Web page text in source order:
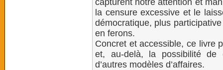
capturent notre attention et
la censure excessive et le
démocratique, plus
en ferons.
Concret et accessible, ce livre
et, au-delà, la possibilité de
d’autres modèles d’affaires.